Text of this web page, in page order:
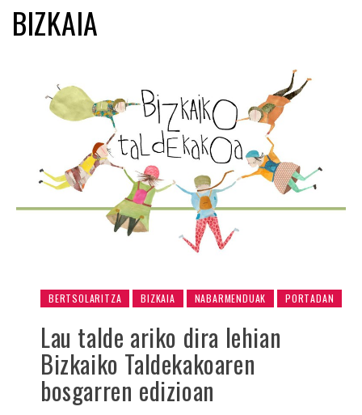
BIZKAIA
BERTSOLARITZA BIZKAIA NABARMENDUAK PORTADAN
Lau talde ariko dira lehian
Bizkaiko Taldekakoaren
bosgarren edizioan